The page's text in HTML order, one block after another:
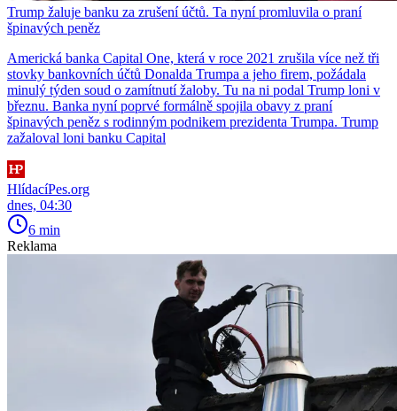
Trump žaluje banku za zrušení účtů. Ta nyní promluvila o praní
špinavých peněz
Americká banka Capital One, která v roce 2021 zrušila více než tři
stovky bankovních účtů Donalda Trumpa a jeho firem, požádala
minulý týden soud o zamítnutí žaloby. Tu na ni podal Trump loni v
březnu. Banka nyní poprvé formálně spojila obavy z praní
špinavých peněz s rodinným podnikem prezidenta Trumpa. Trump
zažaloval loni banku Capital
HlídacíPes.org
dnes, 04:30
6 min
Reklama